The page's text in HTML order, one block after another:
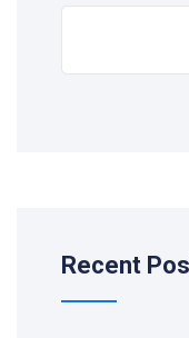
Recent